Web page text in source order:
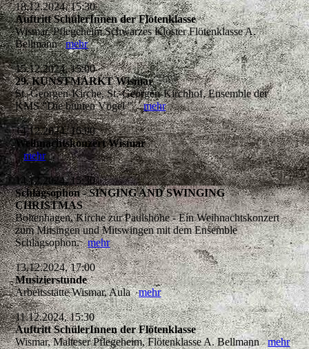
18.12.2024, 15:30
Auftritt SchülerInnen der Flötenklasse
Wismar, Pflegeheim Schwarzes Kloster Flötenklasse A.
Bellmannmehr
15.12.2024, 15:00
29. KUNSTMARKT Wismar
St.-Georgen-Kirche, St.-Georgen-Kirchhof, Ensemble der
KMS "Die bunten Vögel "mehr
14.12.2024, 16:00
Weihnachtskonzert Wismar
mehr
14.12.2024, 15:30
Schlagsophon - SINGING AND SWINGING
CHRISTMAS
Boltenhagen, Kirche zur Paulshöhe - Ein Weihnachtskonzert
zum Mitsingen und Mitswingen mit dem Ensemble
Schlagsophon.mehr
13.12.2024, 17:00
Musizierstunde
Arbeitsstätte Wismar, Aulamehr
11.12.2024, 15:30
Auftritt SchülerInnen der Flötenklasse
Wismar, Malteser Pflegeheim, Flötenklasse A. Bellmannmehr